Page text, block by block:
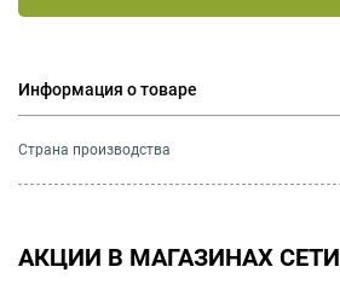
Информация о товаре
Страна производства
АКЦИИ В МАГАЗИНАХ СЕТИ